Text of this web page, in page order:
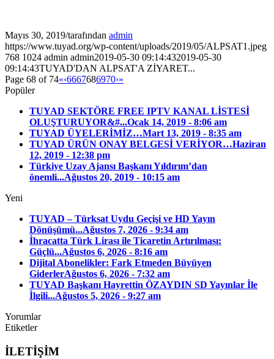
Mayıs 30, 2019/tarafından admin
https://www.tuyad.org/wp-content/uploads/2019/05/ALPSAT1.jpeg
768 1024 admin admin2019-05-30 09:14:432019-05-30
09:14:43TUYAD'DAN ALPSAT'A ZİYARET...
Page 68 of 74«‹6667686970›»
Popüler
TUYAD SEKTÖRE FREE IPTV KANAL LİSTESİ
OLUŞTURUYOR&#...Ocak 14, 2019 - 8:06 am
TUYAD ÜYELERİMİZ…Mart 13, 2019 - 8:35 am
TUYAD ÜRÜN ONAY BELGESİ VERİYOR…Haziran
12, 2019 - 12:38 pm
Türkiye Uzay Ajansı Başkanı Yıldırım’dan
önemli...Ağustos 20, 2019 - 10:15 am
Yeni
TUYAD – Türksat Uydu Geçişi ve HD Yayın
Dönüşümü...Ağustos 7, 2026 - 9:34 am
İhracatta Türk Lirası ile Ticaretin Artırılması:
Güçlü...Ağustos 6, 2026 - 8:16 am
Dijital Abonelikler: Fark Etmeden Büyüyen
GiderlerAğustos 6, 2026 - 7:32 am
TUYAD Başkanı Hayrettin ÖZAYDIN SD Yayınlar İle
İlgili...Ağustos 5, 2026 - 9:27 am
Yorumlar
Etiketler
İLETİŞİM